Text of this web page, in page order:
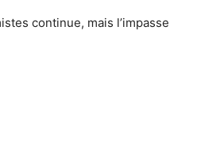
continue, mais l’impasse